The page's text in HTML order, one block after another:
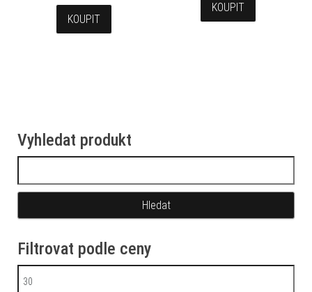
KOUPIT
KOUPIT
Vyhledat produkt
Filtrovat podle ceny
Minimální cena